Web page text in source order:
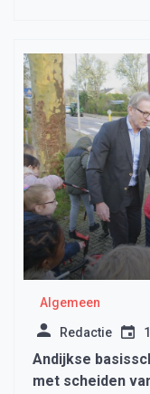
Algemeen
Redactie
Andijkse
met scheiden